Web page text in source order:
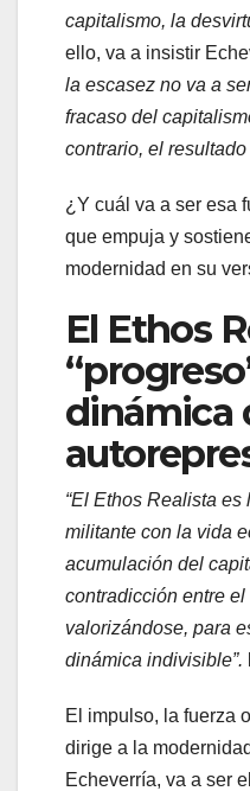
capitalismo, la
ello, va a insistir
la escasez no va a
fracaso del
contrario, el resultado
¿Y cuál va a ser esa
que empuja y
modernidad en su
El Ethos
dinámica
“El Ethos Realista
militante con la vida
acumulación del
contradicción entre
valorizándose, para
dinámica indivisible”.
El impulso, la fuerza
dirige a la
Echeverría, va a ser